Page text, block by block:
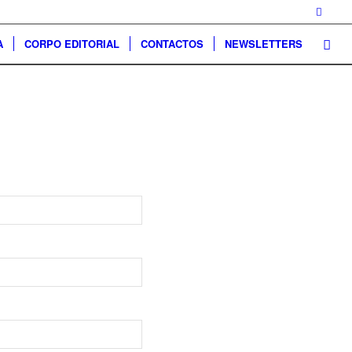
CORPO EDITORIAL CONTACTOS NEWSLETTERS